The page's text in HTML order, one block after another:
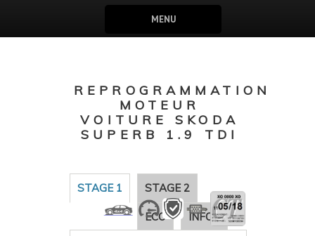
MENU
REPROGRAMMATION
MOTEUR
VOITURE SKODA
SUPERB 1.9 TDI
STAGE 1 STAGE 2
ECO INFOS